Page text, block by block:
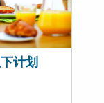
计划